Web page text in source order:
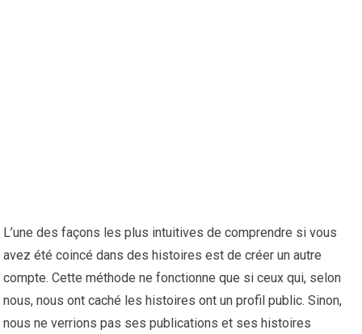
L’une des façons les plus intuitives de comprendre si vous
avez été coincé dans des histoires est de créer un autre
compte. Cette méthode ne fonctionne que si ceux qui, selon
nous, nous ont caché les histoires ont un profil public. Sinon,
nous ne verrions pas ses publications et ses histoires